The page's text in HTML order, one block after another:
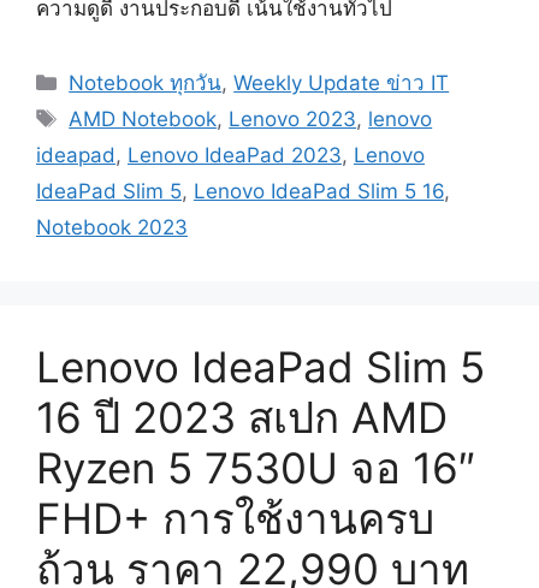
ความดูดี งานประกอบดี เน้นใช้งานทั่วไป
Categories
Notebook ทุกวัน,Weekly Update ข่าว IT
Tags
AMD Notebook, Lenovo 2023, lenovo
ideapad , Lenovo IdeaPad 2023, Lenovo
IdeaPad Slim 5, Lenovo IdeaPad Slim 5 16,
Notebook 2023
Lenovo IdeaPad Slim 5
16 ปี 2023 สเปก AMD
Ryzen 5 7530U จอ 16″
FHD+ การใช้งานครบ
ถ้วน ราคา 22,990 บาท